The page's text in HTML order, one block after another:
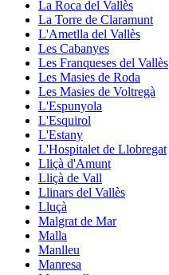
La Roca del Vallès
La Torre de Claramunt
L'Ametlla del Vallès
Les Cabanyes
Les Franqueses del Vallès
Les Masies de Roda
Les Masies de Voltregà
L'Espunyola
L'Esquirol
L'Estany
L'Hospitalet de Llobregat
Lliçà d'Amunt
Lliçà de Vall
Llinars del Vallès
Lluçà
Malgrat de Mar
Malla
Manlleu
Manresa